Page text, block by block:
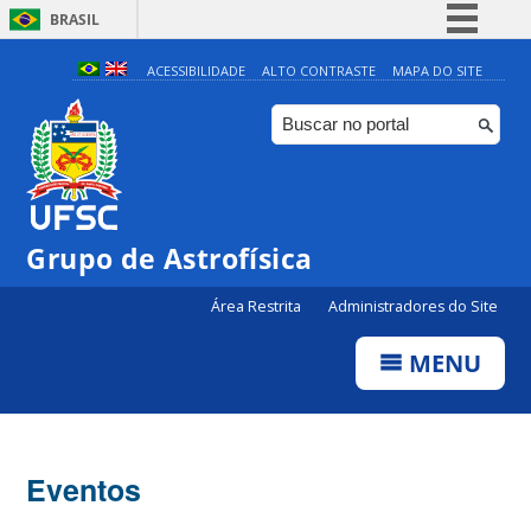
BRASIL
Simplifique!
Comunica BR
Participe
ACESSIBILIDADE ALTO CONTRASTE MAPA DO SITE
Grupo de Astrofísica
Área Restrita Administradores do Site
MENU
Eventos